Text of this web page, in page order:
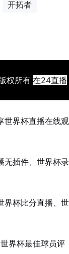
开拓者
权所有 在24直播
世界杯直播在线观
无插件、世界杯录
界杯比分直播、世
界杯最佳球员评